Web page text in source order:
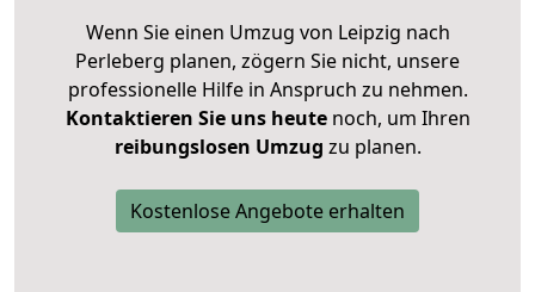
Wenn Sie einen Umzug von Leipzig nach
Perleberg planen, zögern Sie nicht, unsere
professionelle Hilfe in Anspruch zu nehmen.
Kontaktieren Sie uns heutenoch, um Ihren
reibungslosen Umzug zu planen.
Kostenlose Angebote erhalten